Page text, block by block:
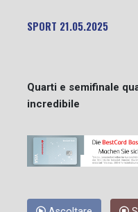
SPORT 21.05.2025
Quarti e semifinale
incredibile